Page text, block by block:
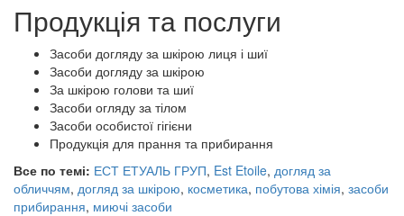
Продукція та послуги
Засоби догляду за шкірою лиця і шиї
Засоби догляду за шкірою
За шкірою голови та шиї
Засоби огляду за тілом
Засоби особистої гігієни
Продукція для прання та прибирання
Все по темі: ЕСТ ЕТУАЛЬ ГРУП, Est Etoile, догляд за
обличчям, догляд за шкірою, косметика, побутова хімія, засоби
прибирання, миючі засоби